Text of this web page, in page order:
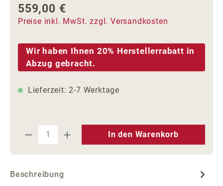
Regulärer Preis:
559,00 €
Preise inkl. MwSt. zzgl. Versandkosten
Wir haben Ihnen 20% Herstellerrabatt in
Abzug gebracht.
Lieferzeit: 2-7 Werktage
Produkt Anzahl: Gib den
In den Warenkorb
Beschreibung